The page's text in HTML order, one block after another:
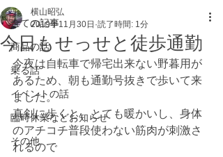
全ての記事
商品の話
乗る話
イベントの話
臨時休業などお知らせ
その他
今日もせっせと徒歩通勤
横山昭弘
2019年11月30日 読了時間: 1分
今夜は自転車で帰宅出来ない野暮用が
あるため、朝も通勤号抜きで歩いて来
ました。
真剣に歩くと、とても暖かいし、身体
のアチコチ普段使わない筋肉が刺激さ
れるので